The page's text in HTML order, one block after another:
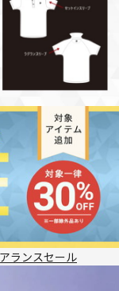
ランスセール